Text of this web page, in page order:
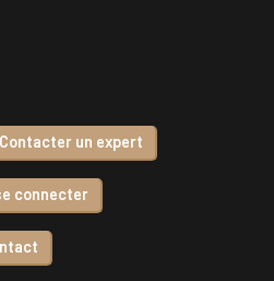
Contacter un expert
connecter